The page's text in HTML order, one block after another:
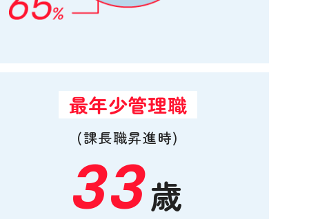
最年少管理職
(課長職昇進時)
33歳